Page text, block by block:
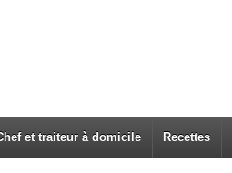
et traiteur à domicile Recettes